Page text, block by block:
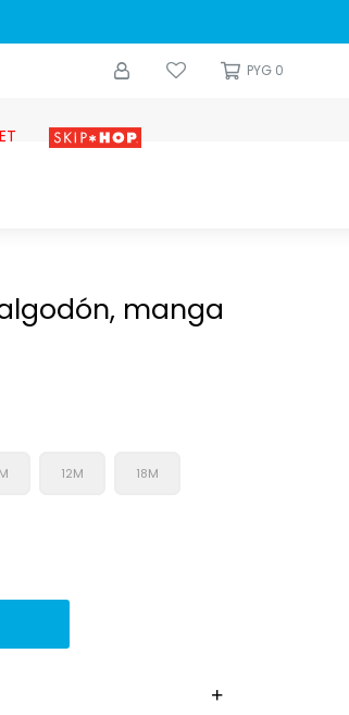
Skip-hop
PYG 0
manga
12M 18M